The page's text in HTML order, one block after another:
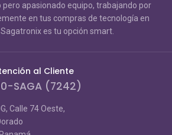
apasionado equipo, trabajando por
en tus compras de tecnología en
es tu opción smart.
al Cliente
SAGA (7242)
Calle 74 Oeste,